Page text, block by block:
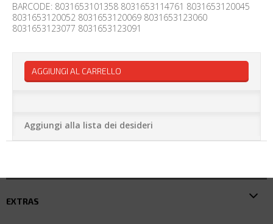
BARCODE: 8031653101358 8031653114761 8031653120045
8031653120052 8031653120069 8031653123060
8031653123077 8031653123091
AGGIUNGI AL CARRELLO
Aggiungi alla lista dei desideri
EXTRAS